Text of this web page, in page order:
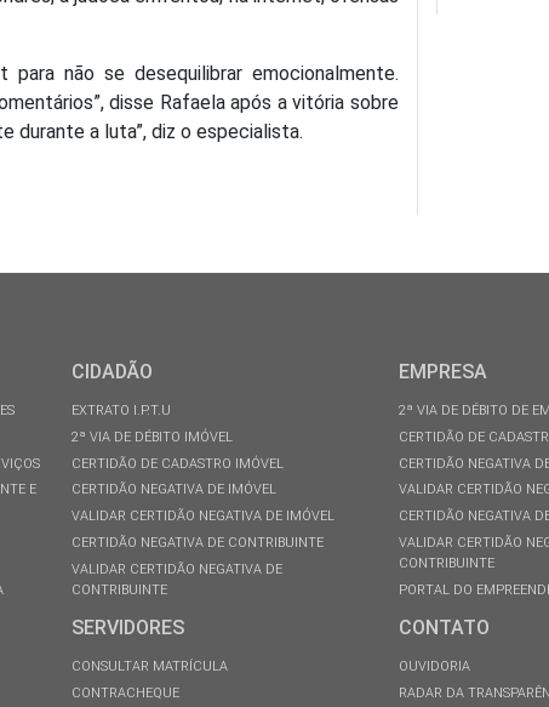
não se desequilibrar emocionalmente.
disse Rafaela após a vitória sobre
durante a luta”, diz o especialista.
E
CIDADÃO
EXTRATO I.P.T.U
2ª VIA DE DÉBITO IMÓVEL
CERTIDÃO DE CADASTRO IMÓVEL
CERTIDÃO NEGATIVA DE IMÓVEL
VALIDAR CERTIDÃO NEGATIVA DE IMÓVEL
CERTIDÃO NEGATIVA DE CONTRIBUINTE
VALIDAR CERTIDÃO NEGATIVA DE
CONTRIBUINTE
SERVIDORES
CONSULTAR MATRÍCULA
CONTRACHEQUE
EMPRESA
2ª VIA DE DÉBITO DE
CERTIDÃO DE
CERTIDÃO NEGATIVA
VALIDAR CERTIDÃO
CERTIDÃO NEGATIVA
VALIDAR CERTIDÃO
CONTRIBUINTE
PORTAL DO
CONTATO
OUVIDORIA
RADAR DA